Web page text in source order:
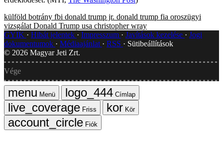
külföld botrány fbi donald trump jr. donald trump fia oroszügyi
vizsgálat Donald Trump usa christopher wray
GYIK
Hibát jelentek Impresszum Javítások kezelése
Jogi
dokumentumok
Médiaajánlat RSS
Sütibeállítások
© 2026 Magyar Jeti Zrt.
Vége
Menü
Címlap
Friss
Kör
Fiók